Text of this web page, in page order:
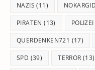
NAZIS (11)
PIRATEN (13) POLIZEI
QUERDENKEN721 (17)
SPD (39) TERROR (13)